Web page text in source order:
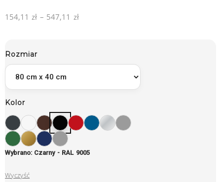
154,11zł – 547,11 zł
Rozmiar
Kolor
Wybrano: Czarny - RAL 9005
Wyczyść